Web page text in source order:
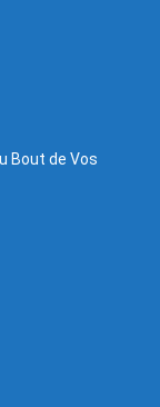
Bout de Vos